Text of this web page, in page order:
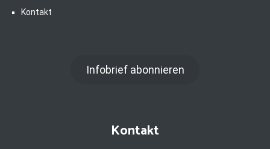
Kontakt
Infobrief abonnieren
Kontakt